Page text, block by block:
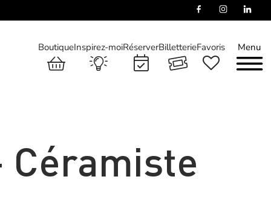
Menu
BoutiqueInspirez-moiRéserverBilletterieFavoris
Céramiste